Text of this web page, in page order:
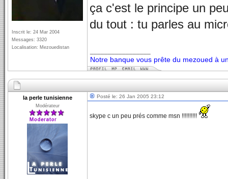
Inscrit le: 24 Mar 2004
Messages: 3320
Localisation: Mezouedistan
ça c'est le principe un
du tout : tu parles au
Notre banque vous prête du mezoued à
la perle tunisienne
Modérateur
Posté le: 26 Jan 2005 23:12
skype c un peu prés comme msn !!!!!!!!!!